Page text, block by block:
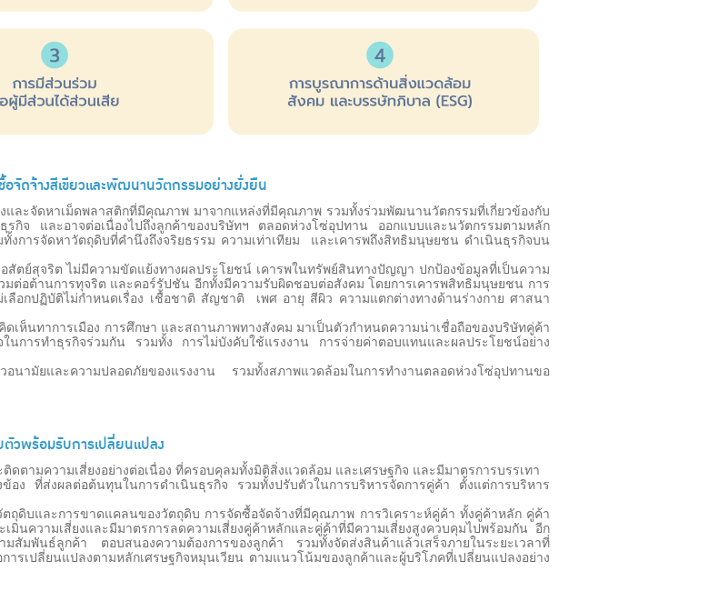
จัดจ้างสีเขียวและพัฒนานวัตกรรมอย่างยั่งยืน
ดหาเม็ดพลาสติกที่มีคุณภาพ มาจากแหล่งที่มีคุณภาพ รวมทั้งร่วมพัฒนานวัตกรรมที่เกี่ยวข้องกับ
กิจ และอาจต่อเนื่องไปถึงลูกค้าของบริษัทฯ ตลอดห่วงโซ่อุปทาน ออกแบบและนวัตกรรมตามหลัก
ทั้งการจัดหาวัตถุดิบที่คำนึงถึงจริยธรรม ความเท่าเทียม และเคารพถึงสิทธิมนุษยชน ดำเนินธุรกิจบน
สัตย์สุจริต ไม่มีความขัดแย้งทางผลประโยชน์ เคารพในทรัพย์สินทางปัญญา ปกป้องข้อมูลที่เป็นความ
มต่อต้านการทุจริต และคอร์รัปชัน อีกทั้งมีความรับผิดชอบต่อสังคม โดยการเคารพสิทธิมนุษยชน การ
เลือกปฏิบัติไม่กำหนดเรื่อง เชื้อชาติ สัญชาติ เพศ อายุ สีผิว ความแตกต่างทางด้านร่างกาย ศาสนา
ดเห็นทาการเมือง การศึกษา และสถานภาพทางสังคม มาเป็นตัวกำหนดความน่าเชื่อถือของบริษัทคู่ค้า
ในการทำธุรกิจร่วมกัน รวมทั้ง การไม่บังคับใช้แรงงาน การจ่ายค่าตอบแทนและผลประโยชน์อย่าง
อนามัยและความปลอดภัยของแรงงาน รวมทั้งสภาพแวดล้อมในการทำงานตลอดห่วงโซ่อุปทานขอ
วพร้อมรับการเปลี่ยนแปลง
มความเสี่ยงอย่างต่อเนื่อง ที่ครอบคุลมทั้งมิติสิ่งแวดล้อม และเศรษฐกิจ และมีมาตรการบรรเทา
ข้อง ที่ส่งผลต่อต้นทุนในการดำเนินธุรกิจ รวมทั้งปรับตัวในการบริหารจัดการคู่ค้า ตั้งแต่การบริหาร
ถุดิบและการขาดแคลนของวัตถุดิบ การจัดซื้อจัดจ้างที่มีคุณภาพ การวิเคราะห์คู่ค้า ทั้งคู่ค้าหลัก คู่ค้า
มินความเสี่ยงและมีมาตรการลดความเสี่ยงคู่ค้าหลักและคู่ค้าที่มีความเสี่ยงสูงควบคุมไปพร้อมกัน อีก
มสัมพันธ์ลูกค้า ตอบสนองความต้องการของลูกค้า รวมทั้งจัดส่งสินค้าแล้วเสร็จภายในระยะเวลาที่
ารเปลี่ยนแปลงตามหลักเศรษฐกิจหมุนเวียน ตามแนวโน้มของลูกค้าและผู้บริโภคที่เปลี่ยนแปลงอย่าง